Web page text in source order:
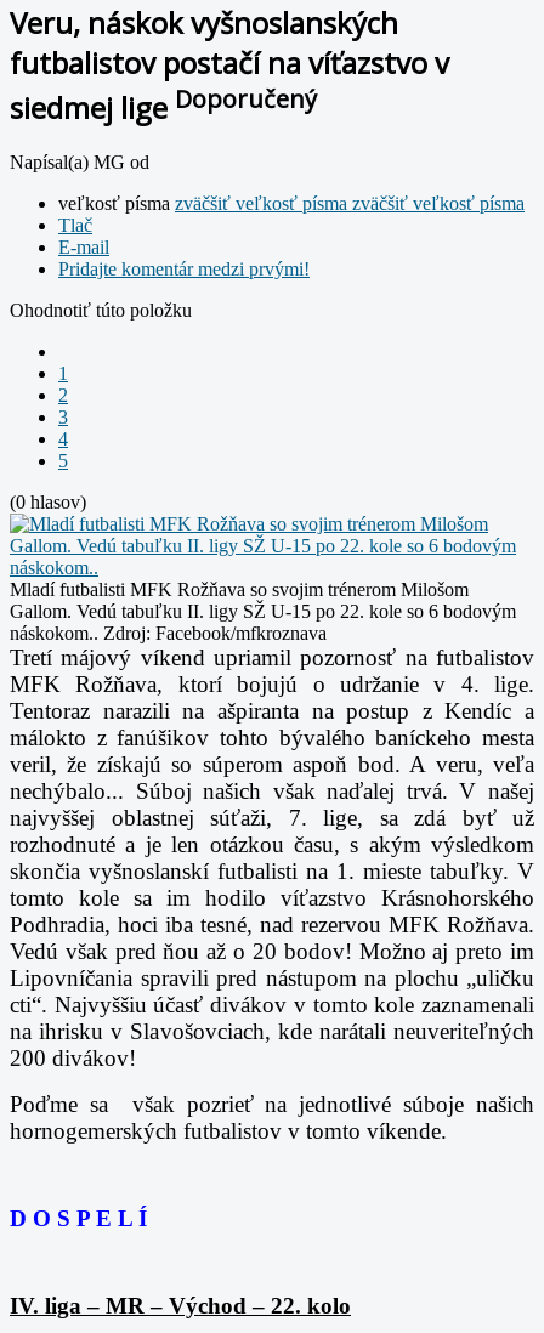
Veru, náskok vyšnoslanských
futbalistov postačí na víťazstvo v
siedmej lige Doporučený
Napísal(a) MG od
veľkosť písma zväčšiť veľkosť písma zväčšiť veľkosť písma
Tlač
E-mail
Pridajte komentár medzi prvými!
Ohodnotiť túto položku
1
2
3
4
5
(0 hlasov)
Mladí futbalisti MFK Rožňava so svojim trénerom Milošom
Gallom. Vedú tabuľku II. ligy SŽ U-15 po 22. kole so 6 bodovým
náskokom.. Zdroj: Facebook/mfkroznava
Tretí májový víkend upriamil pozornosť na futbalistov
MFK Rožňava, ktorí bojujú o udržanie v 4. lige.
Tentoraz narazili na ašpiranta na postup z Kendíc a
málokto z fanúšikov tohto bývalého baníckeho mesta
veril, že získajú so súperom aspoň bod. A veru, veľa
nechýbalo... Súboj našich však naďalej trvá. V našej
najvyššej oblastnej súťaži, 7. lige, sa zdá byť už
rozhodnuté a je len otázkou času, s akým výsledkom
skončia vyšnoslanskí futbalisti na 1. mieste tabuľky. V
tomto kole sa im hodilo víťazstvo Krásnohorského
Podhradia, hoci iba tesné, nad rezervou MFK Rožňava.
Vedú však pred ňou až o 20 bodov! Možno aj preto im
Lipovníčania spravili pred nástupom na plochu „uličku
cti“. Najvyššiu účasť divákov v tomto kole zaznamenali
na ihrisku v Slavošovciach, kde narátali neuveriteľných
200 divákov!
Poďme sa však pozrieť na jednotlivé súboje našich
hornogemerských futbalistov v tomto víkende.
D O S P E L Í
IV. liga – MR – Východ – 22. kolo